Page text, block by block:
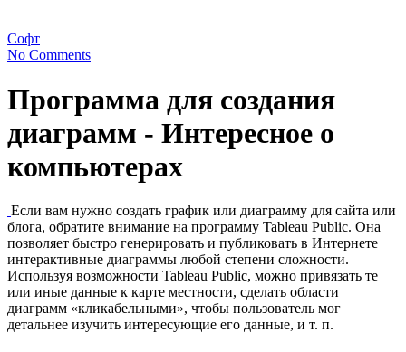
Софт
No Comments
Программа для создания
диаграмм - Интересное о
компьютерах
Если вам нужно создать график или диаграмму для сайта или
блога, обратите внимание на программу Tableau Public. Она
позволяет быстро генерировать и публиковать в Интернете
интерактивные диаграммы любой степени сложности.
Используя возможности Tableau Public, можно привязать те
или иные данные к карте местности, сделать области
диаграмм «кликабельными», чтобы пользователь мог
детальнее изучить интересующие его данные, и т. п.